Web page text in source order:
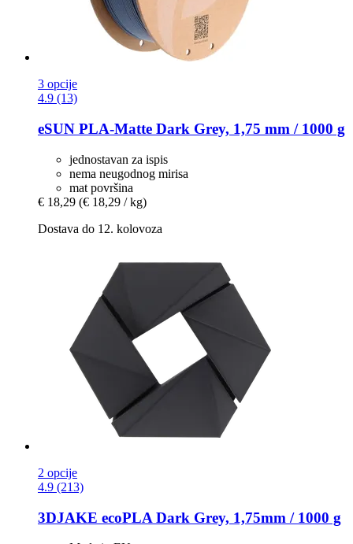
3 opcije
4.9 (13)
eSUN PLA-​Matte Dark Grey, 1,75 mm / 1000 g
jednostavan za ispis
nema neugodnog mirisa
mat površina
€ 18,29 (€ 18,29 / kg)
Dostava do 12. kolovoza
2 opcije
4.9 (213)
3DJAKE ecoPLA Dark Grey, 1,75mm / 1000 g